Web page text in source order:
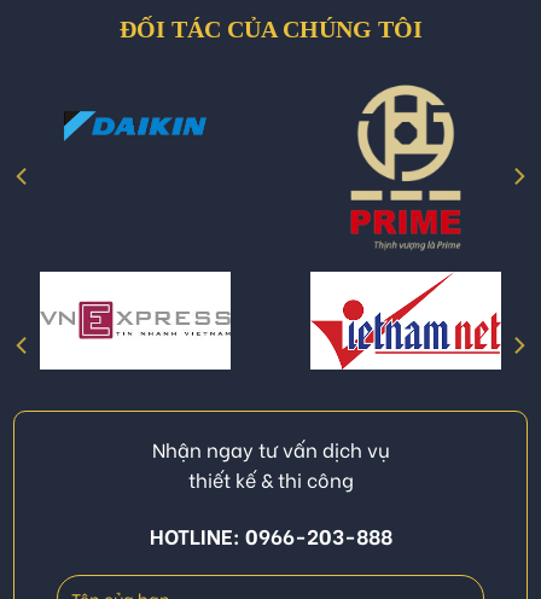
ĐỐI TÁC CỦA CHÚNG TÔI
Nhận ngay tư vấn dịch vụ
thiết kế & thi công
HOTLINE: 0966-203-888